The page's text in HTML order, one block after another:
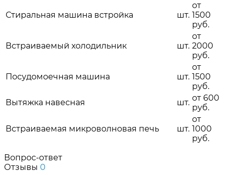
Стиральная машина встройка шт.
от
1500
руб.
Встраиваемый холодильник шт.
от
2000
руб.
Посудомоечная машина шт.
от
1500
руб.
Вытяжка навесная
шт. от 600
руб.
Встраиваемая микроволновая печь шт.
от
1000
руб.
Вопрос-ответ
Отзывы 0